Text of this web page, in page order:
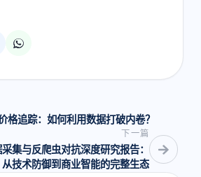
格追踪：如何利用数据打破内卷？
下一篇
集与反爬虫对抗深度研究报告：
从技术防御到商业智能的完整生态